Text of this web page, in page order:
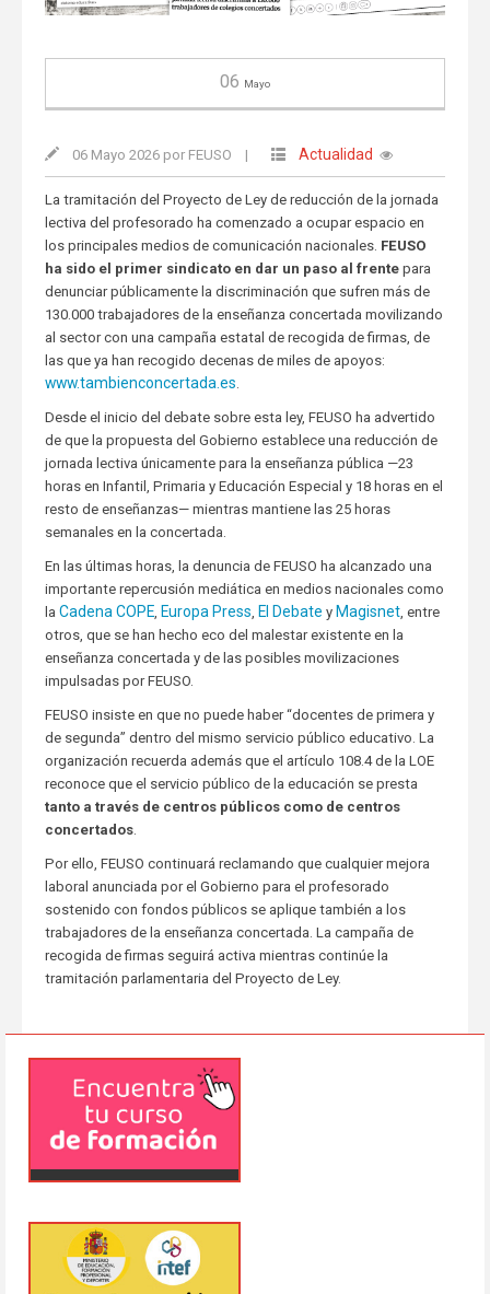
06 Mayo
06 Mayo 2026 por FEUSO | Actualidad
La tramitación del Proyecto de Ley de reducción de la jornada
lectiva del profesorado ha comenzado a ocupar espacio en
los principales medios de comunicación nacionales. FEUSO
ha sido el primer sindicato en dar un paso al frentepara
denunciar públicamente la discriminación que sufren más de
130.000 trabajadores de la enseñanza concertada movilizando
al sector con una campaña estatal de recogida de firmas, de
las que ya han recogido decenas de miles de apoyos:
www.tambienconcertada.es.
Desde el inicio del debate sobre esta ley, FEUSO ha advertido
de que la propuesta del Gobierno establece una reducción de
jornada lectiva únicamente para la enseñanza pública —23
horas en Infantil, Primaria y Educación Especial y 18 horas en el
resto de enseñanzas— mientras mantiene las 25 horas
semanales en la concertada.
En las últimas horas, la denuncia de FEUSO ha alcanzado una
importante repercusión mediática en medios nacionales como
la Cadena COPE, Europa Press, El Debate y Magisnet, entre
otros, que se han hecho eco del malestar existente en la
enseñanza concertada y de las posibles movilizaciones
impulsadas por FEUSO.
FEUSO insiste en que no puede haber “docentes de primera y
de segunda” dentro del mismo servicio público educativo. La
organización recuerda además que el artículo 108.4 de la LOE
reconoce que el servicio público de la educación se presta
tanto a través de centros públicos como de centros
concertados.
Por ello, FEUSO continuará reclamando que cualquier mejora
laboral anunciada por el Gobierno para el profesorado
sostenido con fondos públicos se aplique también a los
trabajadores de la enseñanza concertada. La campaña de
recogida de firmas seguirá activa mientras continúe la
tramitación parlamentaria del Proyecto de Ley.